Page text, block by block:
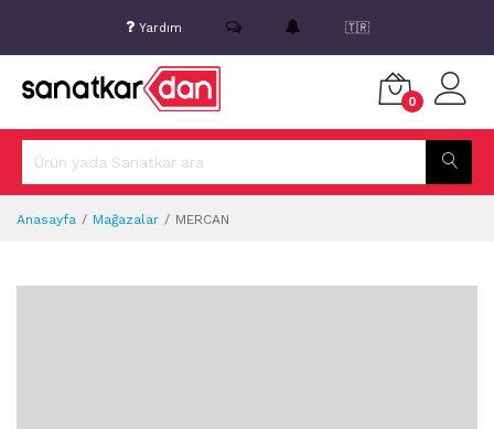
Yardım 🇹🇷
0
Anasayfa Mağazalar MERCAN